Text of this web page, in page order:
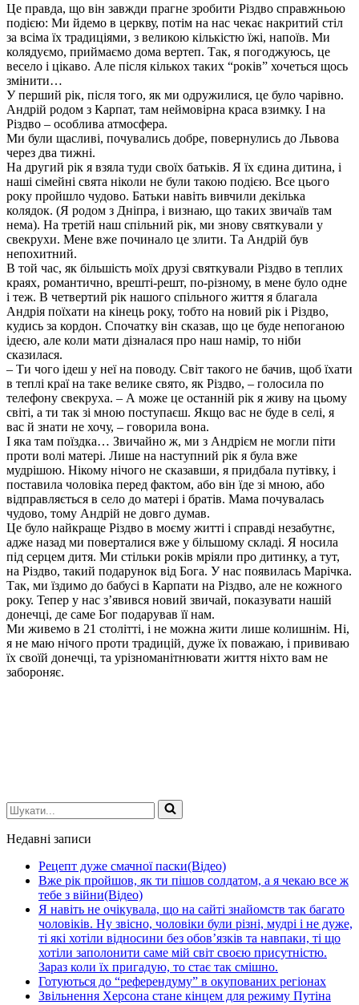
Це правда, що він завжди прагне зробити Різдво справжньою
подією: Ми йдемо в церкву, потім на нас чекає накритий стіл
за всіма їх традиціями, з великою кількістю їжі, напоїв. Ми
колядуємо, приймаємо дома вертеп. Так, я погоджуюсь, це
весело і цікаво. Але після кількох таких “років” хочеться щось
змінити…
У перший рік, після того, як ми одружилися, це було чарівно.
Андрій родом з Карпат, там неймовірна краса взимку. І на
Різдво – особлива атмосфера.
Ми були щасливі, почувались добре, повернулись до Львова
через два тижні.
На другий рік я взяла туди своїх батьків. Я їх єдина дитина, і
наші сімейні свята ніколи не були такою подією. Все цього
року пройшло чудово. Батьки навіть вивчили декілька
колядок. (Я родом з Дніпра, і визнаю, що таких звичаїв там
нема). На третій наш спільний рік, ми знову святкували у
свекрухи. Мене вже починало це злити. Та Андрій був
непохитний.
В той час, як більшість моїх друзі святкували Різдво в теплих
краях, романтично, врешті-решт, по-різному, в мене було одне
і теж. В четвертий рік нашого спільного життя я благала
Андрія поїхати на кінець року, тобто на новий рік і Різдво,
кудись за кордон. Спочатку він сказав, що це буде непоганою
ідеєю, але коли мати дізналася про наш намір, то ніби
сказилася.
– Ти чого ідеш у неї на поводу. Світ такого не бачив, щоб їхати
в теплі краї на таке велике свято, як Різдво, – голосила по
телефону свекруха. – А може це останній рік я живу на цьому
світі, а ти так зі мною поступаєш. Якщо вас не буде в селі, я
вас й знати не хочу, – говорила вона.
І яка там поїздка… Звичайно ж, ми з Андрієм не могли піти
проти волі матері. Лише на наступний рік я була вже
мудрішою. Нікому нічого не сказавши, я придбала путівку, і
поставила чоловіка перед фактом, або він їде зі мною, або
відправляється в село до матері і братів. Мама почувалась
чудово, тому Андрій не довго думав.
Це було найкраще Різдво в моєму житті і справді незабутнє,
адже назад ми поверталися вже у більшому складі. Я носила
під серцем дитя. Ми стільки років мріяли про дитинку, а тут,
на Різдво, такий подарунок від Бога. У нас появилась Марічка.
Так, ми їздимо до бабусі в Карпати на Різдво, але не кожного
року. Тепер у нас з’явився новий звичай, показувати нашій
донечці, де саме Бог подарував її нам.
Ми живемо в 21 столітті, і не можна жити лише колишнім. Ні,
я не маю нічого проти традицій, дуже їх поважаю, і прививаю
їх своїй донечці, та урізноманітнювати життя ніхто вам не
забороняє.
Шукати...
Недавні записи
Рецепт дуже смачної паски(Відео)
Вже рік пройшов, як ти пішов солдатом, а я чекаю все ж
тебе з війни(Відео)
Я навіть не очікувала, що на сайті знайомств так багато
чоловіків. Ну звісно, чоловіки були різні, мудрі і не дуже,
ті які хотіли відносини без обов’язків та навпаки, ті що
хотіли заполонити саме мій світ своєю присутністю.
Зараз коли їх пригадую, то стає так смішно.
Готуються до “референдуму” в окупованих регіонах
Звільнення Херсона стане кінцем для режиму Путіна